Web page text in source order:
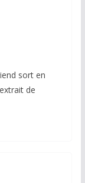
sort en
de